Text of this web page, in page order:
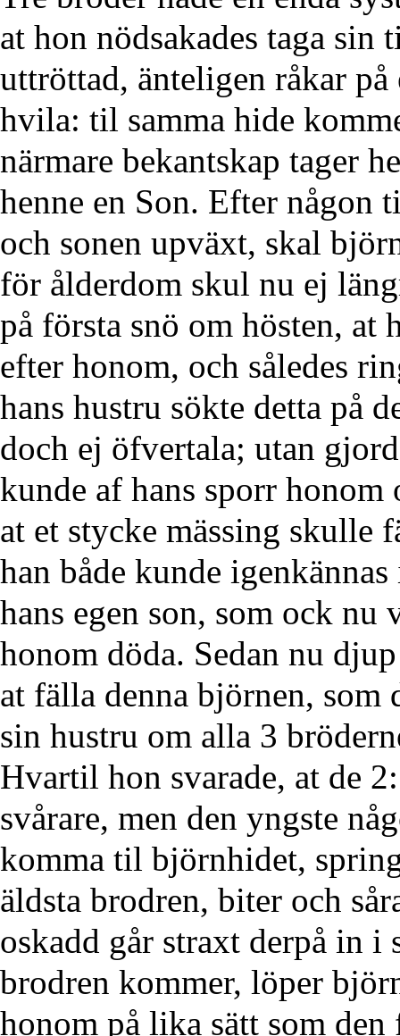
at hon nödsakades taga
uttröttad, änteligen råkar
hvila: til samma hide
närmare bekantskap tager
henne en Son. Efter någon
och sonen upväxt, skal
för ålderdom skul nu ej
på första snö om hösten, at
efter honom, och således
hans hustru sökte detta på
doch ej öfvertala; utan
kunde af hans sporr
at et stycke mässing skulle
han både kunde
hans egen son, som ock
honom döda. Sedan nu
at fälla denna björnen,
sin hustru om alla 3
Hvartil hon svarade, at de
svårare, men den yngste
komma til björnhidet,
äldsta brodren, biter och
oskadd går straxt derpå in i
brodren kommer, löper
honom på lika sätt som